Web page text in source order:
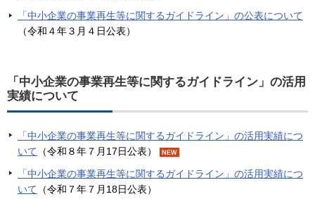
「中小企業の事業再生等に関するガイドライン」の公表について
（令和４年３月４日公表）
「中小企業の事業再生等に関するガイドライン」の活用
実績について
「中小企業の事業再生等に関するガイドライン」の活用実績につ
いて （令和８年７月17日公表） NEW
「中小企業の事業再生等に関するガイドライン」の活用実績につ
いて （令和７年７月18日公表）